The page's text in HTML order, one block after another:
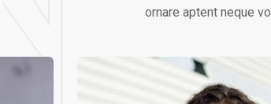
ornare aptent neque